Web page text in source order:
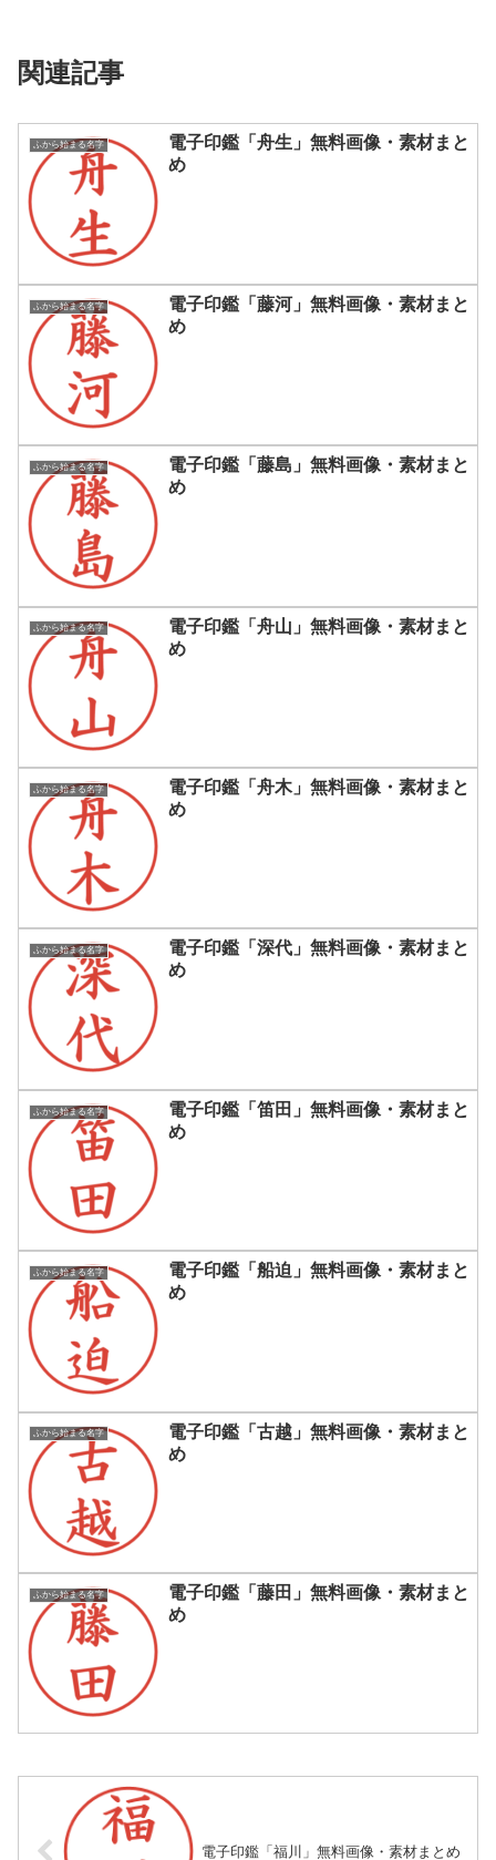
関連記事
ふから始まる名字
電子印鑑「舟生」無料画像・素材まと
め
ふから始まる名字
電子印鑑「藤河」無料画像・素材まと
め
ふから始まる名字
電子印鑑「藤島」無料画像・素材まと
め
ふから始まる名字
電子印鑑「舟山」無料画像・素材まと
め
ふから始まる名字
電子印鑑「舟木」無料画像・素材まと
め
ふから始まる名字
電子印鑑「深代」無料画像・素材まと
め
ふから始まる名字
電子印鑑「笛田」無料画像・素材まと
め
ふから始まる名字
電子印鑑「船迫」無料画像・素材まと
め
ふから始まる名字
電子印鑑「古越」無料画像・素材まと
め
ふから始まる名字
電子印鑑「藤田」無料画像・素材まと
め
電子印鑑「福川」無料画像・素材まとめ